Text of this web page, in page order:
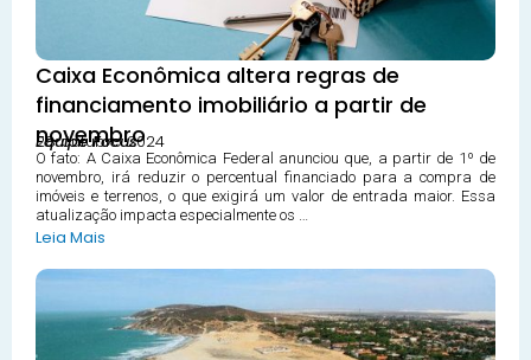
Caixa Econômica altera regras de
financiamento imobiliário a partir de
novembro
28 outubro 2024
Equipe Focus
O fato: A Caixa Econômica Federal anunciou que, a partir de 1º de
novembro, irá reduzir o percentual financiado para a compra de
imóveis e terrenos, o que exigirá um valor de entrada maior. Essa
atualização impacta especialmente os …
Leia Mais